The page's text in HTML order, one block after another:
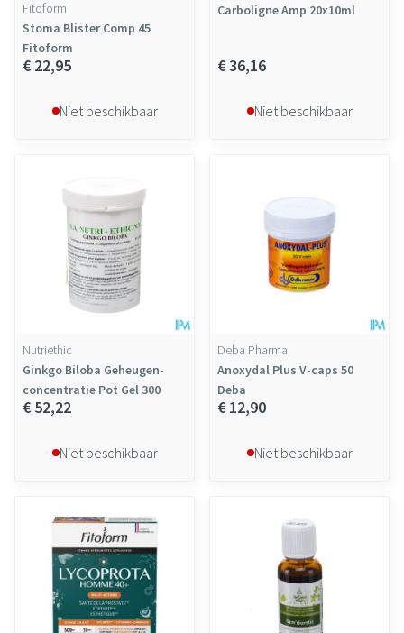
Fitoform
Stoma Blister Comp 45
Fitoform
€ 22,95
Niet beschikbaar
Carboligne Amp 20x10ml
€ 36,16
Niet beschikbaar
Nutriethic
Ginkgo Biloba Geheugen-
concentratie Pot Gel 300
€ 52,22
Niet beschikbaar
Deba Pharma
Anoxydal Plus V-caps 50
Deba
€ 12,90
Niet beschikbaar